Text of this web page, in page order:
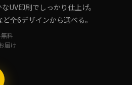
UV印刷でしっかり仕上げ。
全6デザインから選べる。
料
届け